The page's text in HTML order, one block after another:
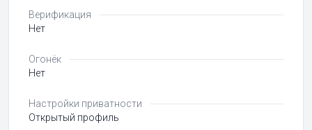
Верификация
Нет
Огонёк
Нет
Настройки приватности
Открытый профиль